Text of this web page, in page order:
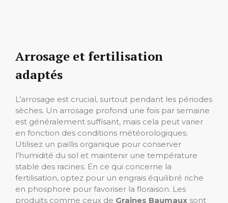
Arrosage et fertilisation
adaptés
L’arrosage est crucial, surtout pendant les périodes
sèches. Un arrosage profond une fois par semaine
est généralement suffisant, mais cela peut varier
en fonction des conditions météorologiques.
Utilisez un paillis organique pour conserver
l’humidité du sol et maintenir une température
stable des racines. En ce qui concerne la
fertilisation, optez pour un engrais équilibré riche
en phosphore pour favoriser la floraison. Les
produits comme ceux de Graines Baumaux sont